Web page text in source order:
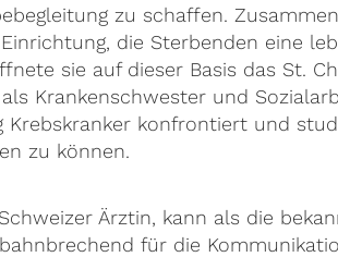
zu schaffen.
die Sterbenden eine
sie auf dieser Basis das St.
Krankenschwester und
Krebskranker konfrontiert und
zu können.
Ärztin, kann als die
für die